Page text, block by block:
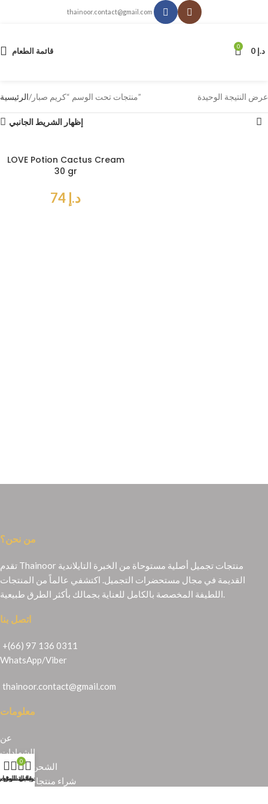
thainoor.contact@gmail.com
قائمة الطعام 0 د.إ
الرئيسية منتجات تحت الوسم “كريم صبار” عرض النتيجة الوحيدة
إظهار الشريط الجانبي
LOVE Potion Cactus Cream
30 gr
د.إ
من نحن؟
تقدم Thainoor منتجات تجميل أصلية مستوحاة من الخبرة التايلاندية
القديمة في مجال مستحضرات التجميل. اكتشفي عالماً من المنتجات
اتصل بنا
+(66) 97 136 0311
WhatsApp/Viber
thainoor.contact@gmail.com
معلومات
عن
الشهادات
الشحن والإرجاع
شراء منتجات تايلندية
قائمة
0
عربة التسوق
حسابي